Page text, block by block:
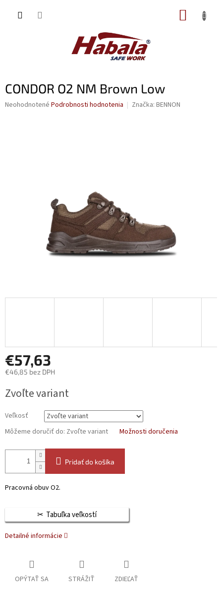
CONDOR O2 NM Brown Low
Priemerné
Neohodnotené Podrobnosti hodnotenia Značka: BENNON
€57,63
€46,85 bez DPH
cena:
Zvoľte variant
Veľkosť
Môžeme doručiť do: Zvoľte variant Možnosti doručenia
Pridať do košíka
Pracovná obuv O2.
Tabuľka veľkostí
Detailné informácie
OPÝTAŤ SA STRÁŽIŤ ZDIEĽAŤ